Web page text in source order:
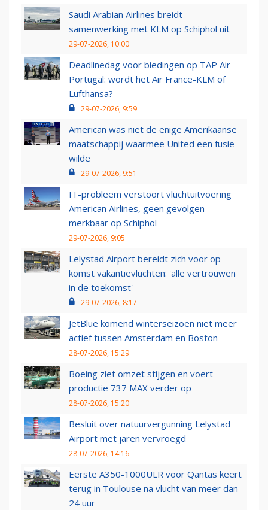
Saudi Arabian Airlines breidt
samenwerking met KLM op Schiphol uit
29-07-2026, 10:00
Deadlinedag voor biedingen op TAP Air
Portugal: wordt het Air France-KLM of
Lufthansa?
29-07-2026, 9:59
American was niet de enige Amerikaanse
maatschappij waarmee United een fusie
wilde
29-07-2026, 9:51
IT-probleem verstoort vluchtuitvoering
American Airlines, geen gevolgen
merkbaar op Schiphol
29-07-2026, 9:05
Lelystad Airport bereidt zich voor op
komst vakantievluchten: 'alle vertrouwen
in de toekomst'
29-07-2026, 8:17
JetBlue komend winterseizoen niet meer
actief tussen Amsterdam en Boston
28-07-2026, 15:29
Boeing ziet omzet stijgen en voert
productie 737 MAX verder op
28-07-2026, 15:20
Besluit over natuurvergunning Lelystad
Airport met jaren vervroegd
28-07-2026, 14:16
Eerste A350-1000ULR voor Qantas keert
terug in Toulouse na vlucht van meer dan
24 uur